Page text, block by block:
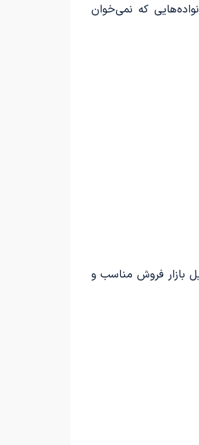
که نمی‌خوان
بازار فروش مناسب و